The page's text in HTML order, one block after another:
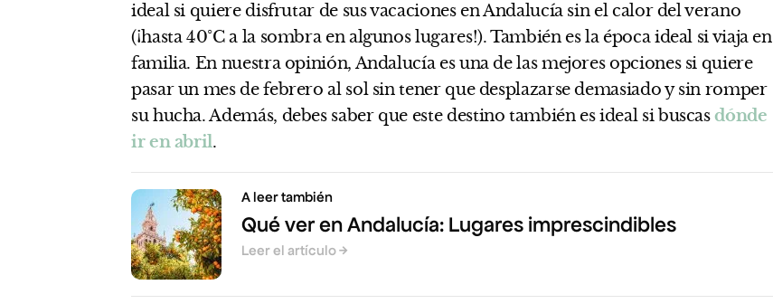
ideal si quiere disfrutar de sus vacaciones en Andalucía sin el calor del verano
(¡hasta 40°C a la sombra en algunos lugares!). También es la época ideal si viaja en
familia. En nuestra opinión, Andalucía es una de las mejores opciones si quiere
pasar un mes de febrero al sol sin tener que desplazarse demasiado y sin romper
su hucha. Además, debes saber que este destino también es ideal si buscasdónde
ir en abril.
A leer también
Qué ver en Andalucía: Lugares imprescindibles
Leer el artículo